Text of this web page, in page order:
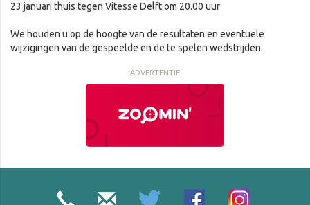
23 januari thuis tegen Vitesse Delft om 20.00 uur
We houden u op de hoogte van de resultaten en eventuele
wijzigingen van de gespeelde en de te spelen wedstrijden.
ADVERTENTIE